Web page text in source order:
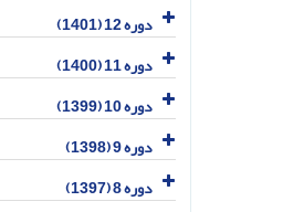
دوره 12 (1401)
دوره 11 (1400)
دوره 10 (1399)
دوره 9 (1398)
دوره 8 (1397)